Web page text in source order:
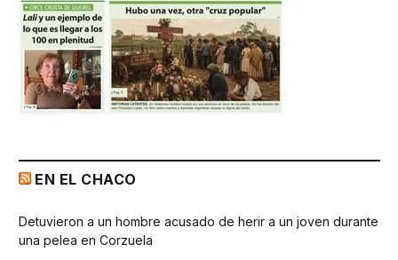
EN EL CHACO
Detuvieron a un hombre acusado de herir a un joven durante
una pelea en Corzuela